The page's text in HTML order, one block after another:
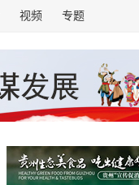
视频 专题